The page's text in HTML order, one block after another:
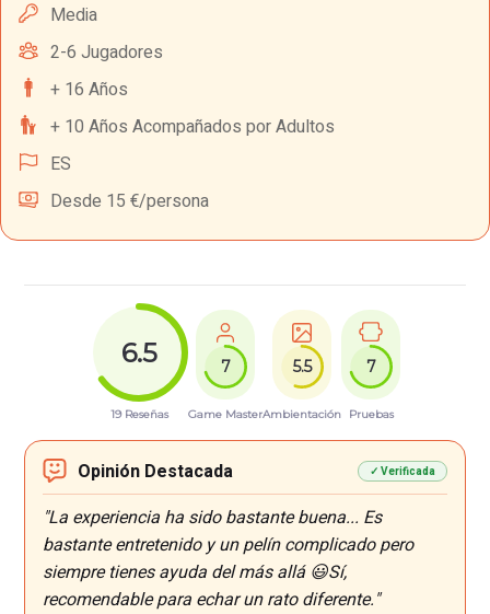
Media
2-6 Jugadores
+ 16 Años
+ 10 Años Acompañados por Adultos
ES
Desde 15 €/persona
6.5
19 Reseñas
7
Game Master
5.5
Ambientación
7
Pruebas
Opinión Destacada ✓ Verificada
"La experiencia ha sido bastante buena... Es
bastante entretenido y un pelín complicado pero
siempre tienes ayuda del más allá 😃Sí,
recomendable para echar un rato diferente."